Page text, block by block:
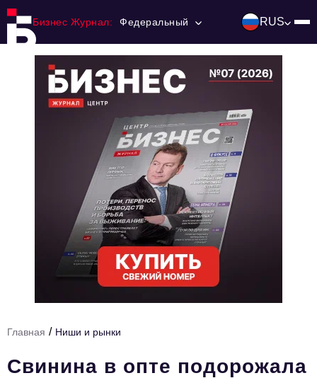
Бизнес Журнал: Федеральный RUS
Ниши и рынки
Технологии и тренды
HR
Главная / Ниши и рынки
Свинина в опте подорожала